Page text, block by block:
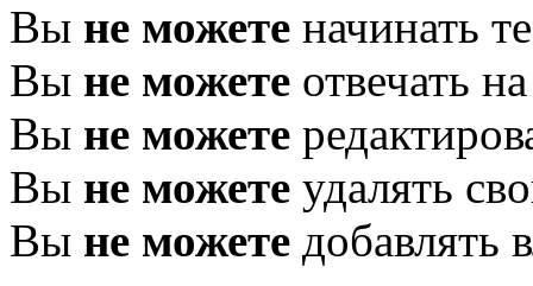
Вы не можете начинать
Вы не можете отвечать
Вы не можете
Вы не можете удалять
Вы не можете добавлять